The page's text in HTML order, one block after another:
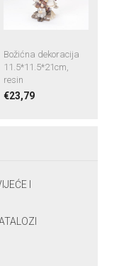
Božićna dekoracija
11.5*11.5*21cm,
resin
€23,79
I